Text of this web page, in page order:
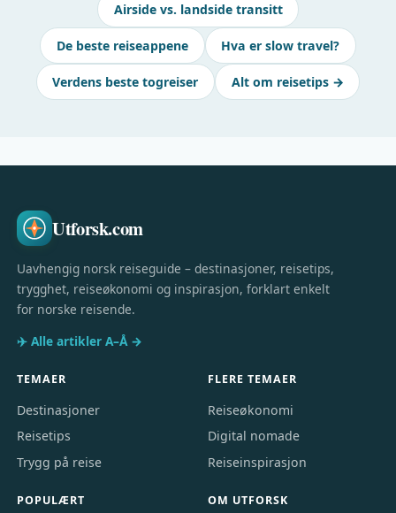
Airside vs. landside transitt
De beste reiseappene Hva er slow travel?
Verdens beste togreiser Alt om reisetips →
Utforsk.com
Uavhengig norsk reiseguide – destinasjoner, reisetips,
trygghet, reiseøkonomi og inspirasjon, forklart enkelt
for norske reisende.
✈️ Alle artikler A–Å →
TEMAER
Destinasjoner
Reisetips
Trygg på reise
FLERE TEMAER
Reiseøkonomi
Digital nomade
Reiseinspirasjon
POPULÆRT OM UTFORSK